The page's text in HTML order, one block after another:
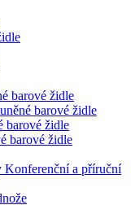
barové židle
barové židle
barové židle
barové židle
Konferenční a příruční